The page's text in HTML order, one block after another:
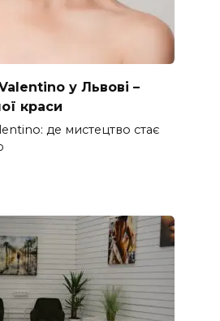
у Львові –
краси
де мистецтво стає